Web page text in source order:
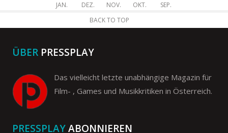
JAN. DEZ. NOV. OKT.
SEP.
BACK TO TOP
ÜBER PRESSPLAY
Das vielleicht letzte unabhängige Magazin für
Film- , Games und Musikkritiken in Österreich.
PRESSPLAYABONNIEREN